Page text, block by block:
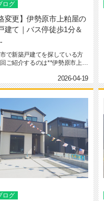
ログ
変更】伊勢原市上粕屋の
建て｜バス停徒歩1分＆
で新築戸建てを探している方
ご紹介するのは**伊勢原市上粕
2026-04-19
ログ